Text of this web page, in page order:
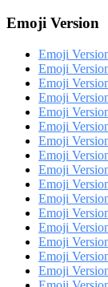
Emoji Version
Emoji
Emoji
Emoji
Emoji
Emoji
Emoji
Emoji
Emoji
Emoji
Emoji
Emoji
Emoji
Emoji
Emoji
Emoji
Emoji